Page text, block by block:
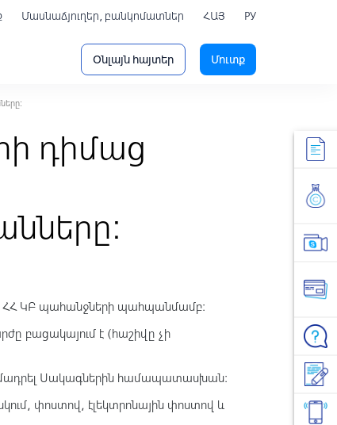
Մասնաճյուղեր, բանկոմատներ ՀԱՅ РУ
Օնլայն հայտեր Մուտք
դիմաց
ՀՀ ԿԲ պահանջների պահպանմամբ։
բացակայում է (հաշիվը չի
Սակագներին համապատասխան։
փոստով, էլեկտրոնային փոստով և